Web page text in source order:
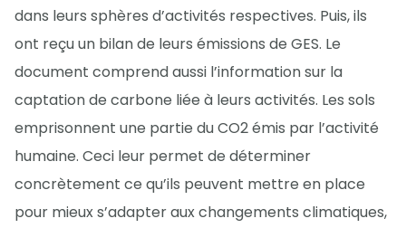
dans leurs sphères d’activités respectives. Puis, ils
ont reçu un bilan de leurs émissions de GES. Le
document comprend aussi l’information sur la
captation de carbone liée à leurs activités. Les sols
emprisonnent une partie du CO2 émis par l’activité
humaine. Ceci leur permet de déterminer
concrètement ce qu’ils peuvent mettre en place
pour mieux s’adapter aux changements climatiques,